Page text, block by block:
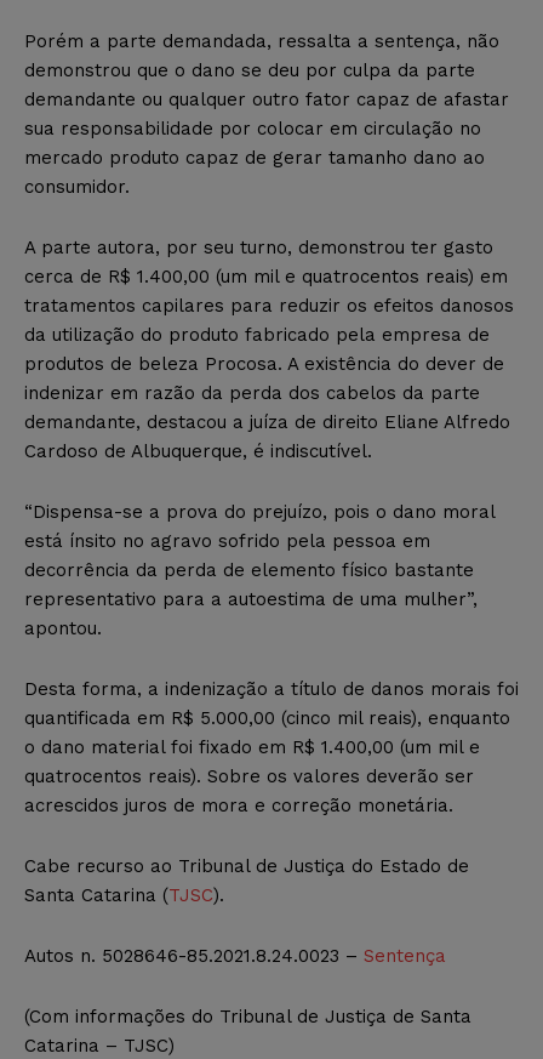
Porém a parte demandada, ressalta a sentença, não
demonstrou que o dano se deu por culpa da parte
demandante ou qualquer outro fator capaz de afastar
sua responsabilidade por colocar em circulação no
mercado produto capaz de gerar tamanho dano ao
consumidor.
A parte autora, por seu turno, demonstrou ter gasto
cerca de R$ 1.400,00 (um mil e quatrocentos reais) em
tratamentos capilares para reduzir os efeitos danosos
da utilização do produto fabricado pela empresa de
produtos de beleza Procosa. A existência do dever de
indenizar em razão da perda dos cabelos da parte
demandante, destacou a juíza de direito Eliane Alfredo
Cardoso de Albuquerque, é indiscutível.
“Dispensa-se a prova do prejuízo, pois o dano moral
está ínsito no agravo sofrido pela pessoa em
decorrência da perda de elemento físico bastante
representativo para a autoestima de uma mulher”,
apontou.
Desta forma, a indenização a título de danos morais foi
quantificada em R$ 5.000,00 (cinco mil reais), enquanto
o dano material foi fixado em R$ 1.400,00 (um mil e
quatrocentos reais). Sobre os valores deverão ser
acrescidos juros de mora e correção monetária.
Cabe recurso ao Tribunal de Justiça do Estado de
Santa Catarina (TJSC).
Autos n. 5028646-85.2021.8.24.0023 – Sentença
(Com informações do Tribunal de Justiça de Santa
Catarina – TJSC)